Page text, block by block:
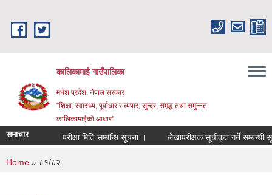
कालिकामाई गाउँपालिका
मधेश प्रदेश, नेपाल सरकार
"शिक्षा, स्वास्थ्य, पूर्वाधार र व्यपार; सुन्दर, समृद्ध तथा समुन्नत
कालिकामाईको आधार"
समाचार परीक्षा मिति सम्बन्धि सूचना । लेखापरीक्षक सूचीकृत गर्ने सम्बन्धी
You are here
Home » ८१/८२